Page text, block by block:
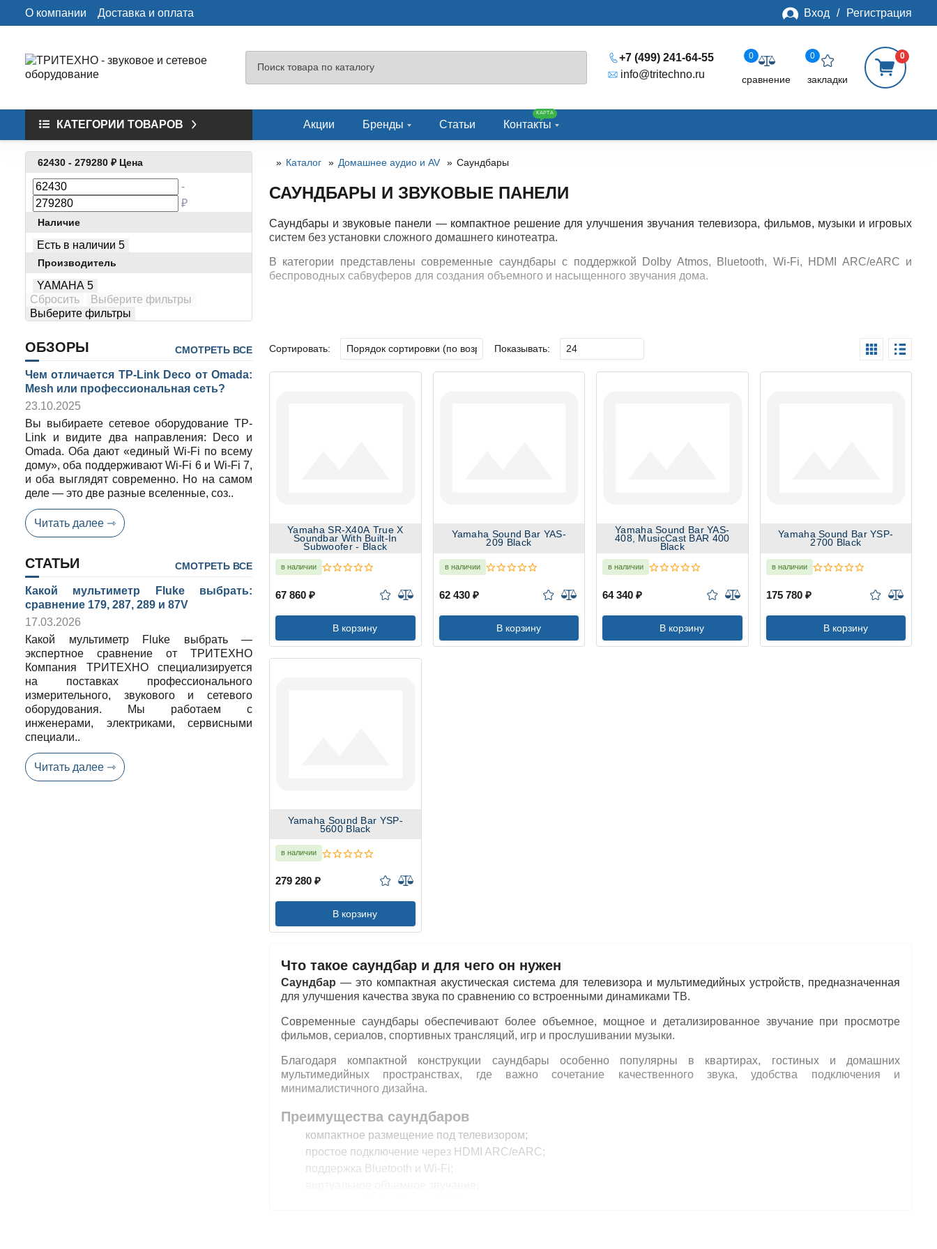
О компании Доставка и оплата Вход / Регистрация
+7 (499) 241-64-55
info@tritechno.ru
0
сравнение
0
закладки
0
КАТЕГОРИИ ТОВАРОВ Акции Бренды Статьи
КАРТА
Контакты
62430 - 279280 ₽ Цена
-
₽
Наличие
Есть в наличии 5
Производитель
YAMAHA 5
Сбросить
Выберите фильтры
Выберите фильтры
ОБЗОРЫ СМОТРЕТЬ ВСЕ
Чем отличается TP-Link Deco от Omada:
Mesh или профессиональная сеть?
23.10.2025
Вы выбираете сетевое оборудование TP-
Link и видите два направления: Deco и
Omada. Оба дают «единый Wi-Fi по всему
дому», оба поддерживают Wi-Fi 6 и Wi-Fi 7,
и оба выглядят современно. Но на самом
деле — это две разные вселенные, соз..
Читать далее ⇾
СТАТЬИ СМОТРЕТЬ ВСЕ
Какой мультиметр Fluke выбрать:
сравнение 179, 287, 289 и 87V
17.03.2026
Какой мультиметр Fluke выбрать —
экспертное сравнение от ТРИТЕХНО
Компания ТРИТЕХНО специализируется
на поставках профессионального
измерительного, звукового и сетевого
оборудования. Мы работаем с
инженерами, электриками, сервисными
специали..
Читать далее ⇾
Каталог Домашнее аудио и AV Саундбары
САУНДБАРЫ И ЗВУКОВЫЕ ПАНЕЛИ
Саундбары и звуковые панели — компактное решение для улучшения звучания телевизора, фильмов, музыки и игровых
систем без установки сложного домашнего кинотеатра.
В категории представлены современные саундбары с поддержкой Dolby Atmos, Bluetooth, Wi-Fi, HDMI ARC/eARC и
беспроводных сабвуферов для создания объемного и насыщенного звучания дома.
Сортировать: Показывать:
Yamaha SR-X40A True X
Soundbar With Built-In
Subwoofer - Black
в наличии
67 860 ₽
В корзину
Yamaha Sound Bar YAS-
209 Black
в наличии
62 430 ₽
В корзину
Yamaha Sound Bar YAS-
408, MusicCast BAR 400
Black
в наличии
64 340 ₽
В корзину
Yamaha Sound Bar YSP-
2700 Black
в наличии
175 780 ₽
В корзину
Yamaha Sound Bar YSP-
5600 Black
в наличии
279 280 ₽
В корзину
Что такое саундбар и для чего он нужен
Саундбар — это компактная акустическая система для телевизора и мультимедийных устройств, предназначенная
для улучшения качества звука по сравнению со встроенными динамиками ТВ.
Современные саундбары обеспечивают более объемное, мощное и детализированное звучание при просмотре
фильмов, сериалов, спортивных трансляций, игр и прослушивании музыки.
Благодаря компактной конструкции саундбары особенно популярны в квартирах, гостиных и домашних
мультимедийных пространствах, где важно сочетание качественного звука, удобства подключения и
минималистичного дизайна.
Преимущества саундбаров
компактное размещение под телевизором;
простое подключение через HDMI ARC/eARC;
поддержка Bluetooth и Wi-Fi;